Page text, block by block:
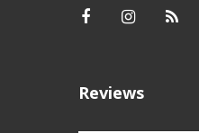
Reviews